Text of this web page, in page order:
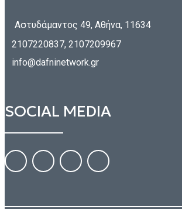
Αστυδάμαντος 49, Αθήνα, 11634
2107220837, 2107209967
info@dafninetwork.gr
SOCIAL MEDIA